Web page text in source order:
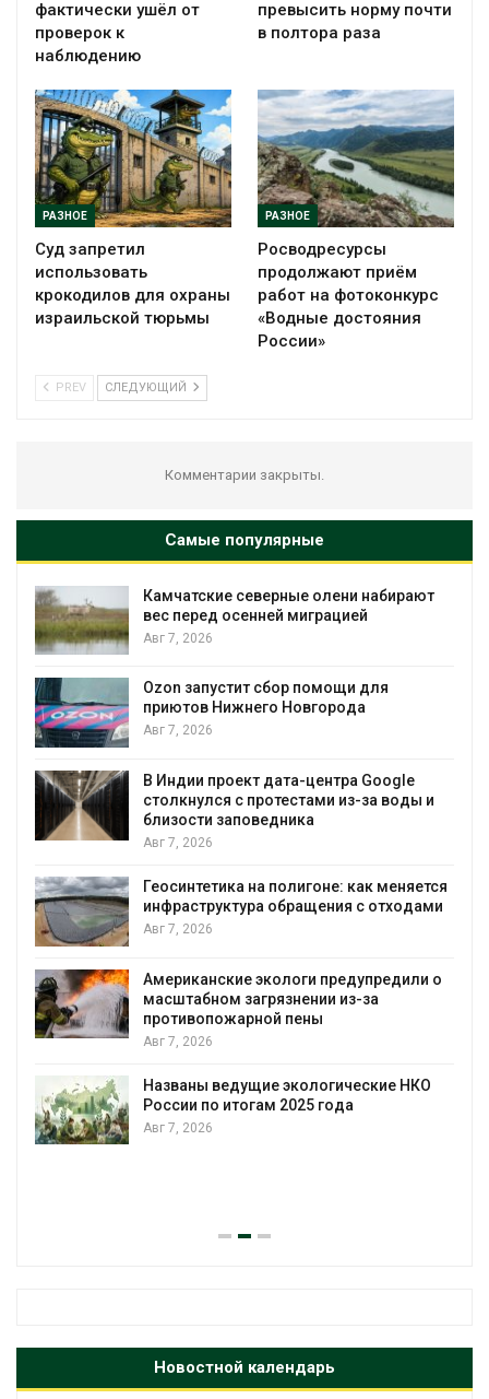
фактически ушёл от
проверок к
наблюдению
превысить норму почти
в полтора раза
РАЗНОЕ
Суд запретил
использовать
крокодилов для охраны
израильской тюрьмы
РАЗНОЕ
Росводресурсы
продолжают приём
работ на фотоконкурс
«Водные достояния
России»
PREV СЛЕДУЮЩИЙ
Комментарии закрыты.
Самые популярные
Камчатские северные олени набирают
вес перед осенней миграцией
Авг 7, 2026
Ozon запустит сбор помощи для
приютов Нижнего Новгорода
Авг 7, 2026
В Индии проект дата-центра Google
столкнулся с протестами из-за воды и
близости заповедника
Авг 7, 2026
Геосинтетика на полигоне: как меняется
инфраструктура обращения с отходами
Авг 7, 2026
Американские экологи предупредили о
масштабном загрязнении из-за
противопожарной пены
Авг 7, 2026
Названы ведущие экологические НКО
России по итогам 2025 года
Авг 7, 2026
Новостной календарь